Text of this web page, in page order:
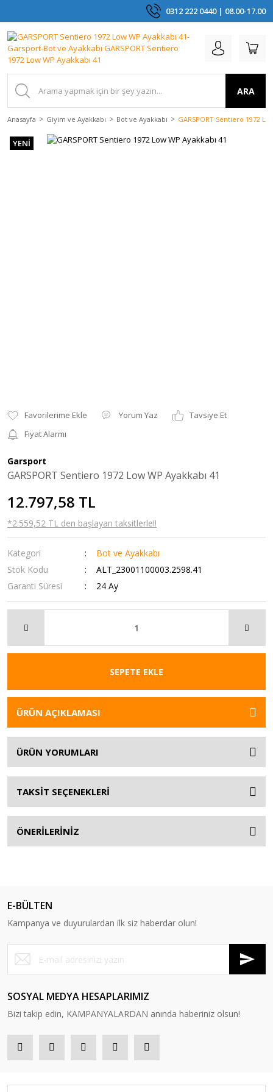
0312 222 0440 | 08.00-17.00
ARA
Anasayfa Giyim ve Ayakkabı Bot ve Ayakkabı GARSPORT Sentiero 1972
YENİ
Yorum Yaz
Tavsiye Et
Fiyat Alarmı
Garsport
GARSPORT Sentiero 1972 Low WP Ayakkabı 41
12.797,58 TL
*2.559,52 TL den başlayan taksitlerle!!
Kategori
Bot ve Ayakkabı
Stok Kodu
ALT_23001100003.2598.41
Garanti Süresi
24 Ay
SEPETE EKLE
ÜRÜN AÇIKLAMASI
ÜRÜN YORUMLARI
TAKSİT SEÇENEKLERİ
ÖNERİLERİNİZ
E-BÜLTEN
Kampanya ve duyurulardan ilk siz haberdar olun!
SOSYAL MEDYA HESAPLARIMIZ
Bizi takip edin, KAMPANYALARDAN anında haberiniz olsun!